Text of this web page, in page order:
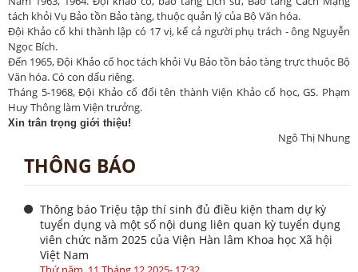
tách khỏi Vụ Bảo tồn Bảo tàng, thuộc quản lý của Bộ Văn hóa.
Đội Khảo cổ khi thành lập có 17 vị, kể cả người phụ trách - ông Nguyễn
Ngọc Bích.
Đến 1965, Đội Khảo cổ học tách khỏi Vụ Bảo tồn bảo tàng trực thuộc Bộ
Văn hóa. Có con dấu riêng.
Tháng 5-1968, Đội Khảo cổ đổi tên thành Viện Khảo cổ học, GS. Phạm
Huy Thông làm Viện trưởng.
Xin trân trọng giới thiệu!
Ngô Thị Nhung
THÔNG BÁO
Thông báo Triệu tập thí sinh đủ điều kiện tham dự kỳ
tuyển dụng và một số nội dung liên quan kỳ tuyển dụng
viên chức năm 2025 của Viện Hàn lâm Khoa học Xã hội
Việt Nam